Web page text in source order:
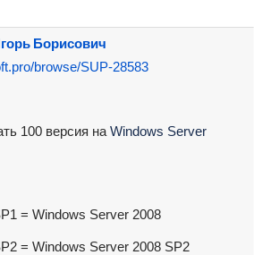
Борисович
browse/SUP-28583
100 версия на Windows Server
= Windows Server 2008
= Windows Server 2008 SP2